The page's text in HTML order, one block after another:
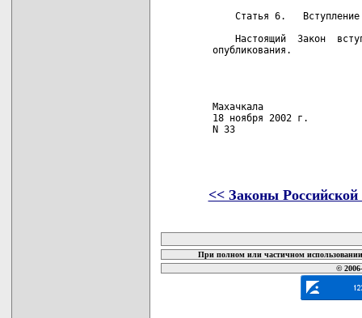
Статья 6.
Настоящий  Закон
   опубликования.
   Махачкала
   18 ноября 2002 г.
   N 33
<< Законы
При полном или частичном
©